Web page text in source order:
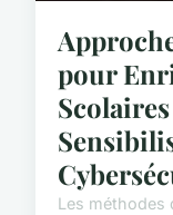
pour
Les méthodes